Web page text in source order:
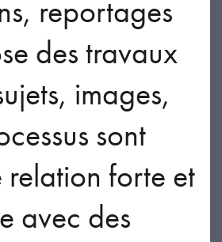
reportages
des travaux
images,
sont
relation forte et
avec des